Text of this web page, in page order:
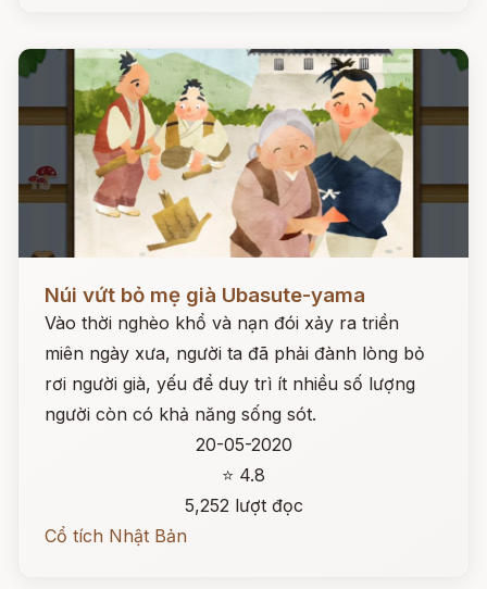
Núi vứt bỏ mẹ già Ubasute-yama
Vào thời nghèo khổ và nạn đói xảy ra triền
miên ngày xưa, người ta đã phải đành lòng bỏ
rơi người già, yếu để duy trì ít nhiều số lượng
người còn có khả năng sống sót.
20-05-2020
⭐ 4.8
5,252 lượt đọc
Cổ tích Nhật Bản